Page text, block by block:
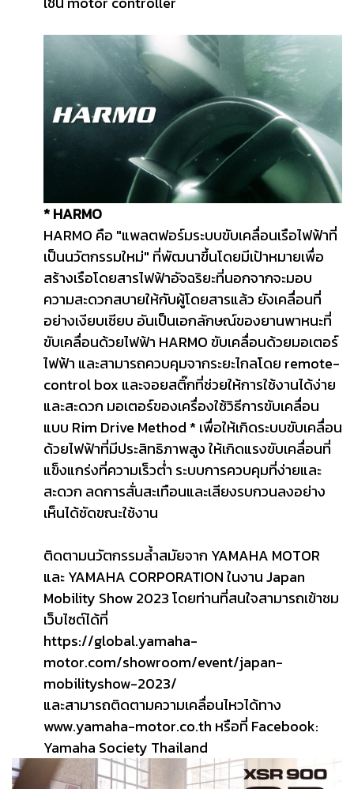
* HARMO
HARMO คือ "แพลตฟอร์มระบบขับเคลื่อนเรือไฟฟ้าที่
เป็นนวัตกรรมใหม่" ที่พัฒนาขึ้นโดยมีเป้าหมายเพื่อ
สร้างเรือโดยสารไฟฟ้าอัจฉริยะที่นอกจากจะมอบ
ความสะดวกสบายให้กับผู้โดยสารแล้ว ยังเคลื่อนที่
อย่างเงียบเชียบ อันเป็นเอกลักษณ์ของยานพาหนะที่
ขับเคลื่อนด้วยไฟฟ้า HARMO ขับเคลื่อนด้วยมอเตอร์
ไฟฟ้า และสามารถควบคุมจากระยะไกลโดย remote-
control box และจอยสติ๊กที่ช่วยให้การใช้งานได้ง่าย
และสะดวก มอเตอร์ของเครื่องใช้วิธีการขับเคลื่อน
แบบ Rim Drive Method * เพื่อให้เกิดระบบขับเคลื่อน
ด้วยไฟฟ้าที่มีประสิทธิภาพสูง ให้เกิดแรงขับเคลื่อนที่
แข็งแกร่งที่ความเร็วต่ำ ระบบการควบคุมที่ง่ายและ
สะดวก ลดการสั่นสะเทือนและเสียงรบกวนลงอย่าง
เห็นได้ชัดขณะใช้งาน
ติดตามนวัตกรรมล้ำสมัยจาก YAMAHA MOTOR
และ YAMAHA CORPORATION ในงาน Japan
Mobility Show 2023 โดยท่านที่สนใจสามารถเข้าชม
เว็บไซต์ได้ที่
https://global.yamaha-
motor.com/showroom/event/japan-
mobilityshow-2023/
และสามารถติดตามความเคลื่อนไหวได้ทาง
www.yamaha-motor.co.th หรือที่ Facebook:
Yamaha Society Thailand